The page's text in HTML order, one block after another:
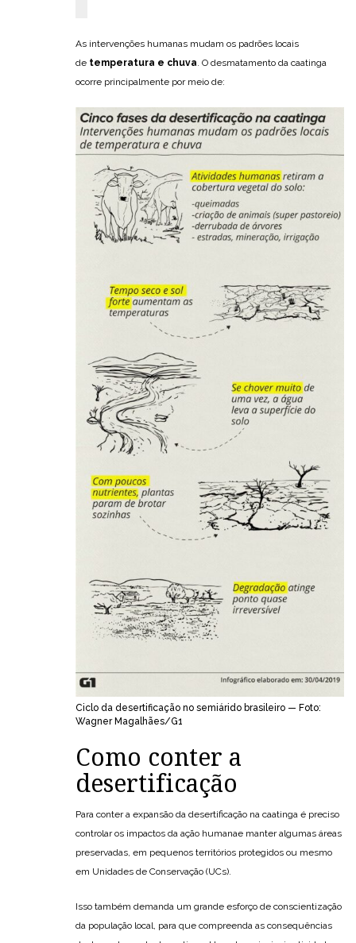
As intervenções humanas mudam os padrões locais
de temperatura e chuva . O desmatamento da caatinga
ocorre principalmente por meio de:
Ciclo da desertificação no semiárido brasileiro — Foto:
Wagner Magalhães/G1
Como conter a
desertificação
Para conter a expansão da desertificação na caatinga é preciso
controlar os impactos da ação humanae manter algumas áreas
preservadas, em pequenos territórios protegidos ou mesmo
em Unidades de Conservação (UCs).
Isso também demanda um grande esforço de conscientização
da população local, para que compreenda as consequências